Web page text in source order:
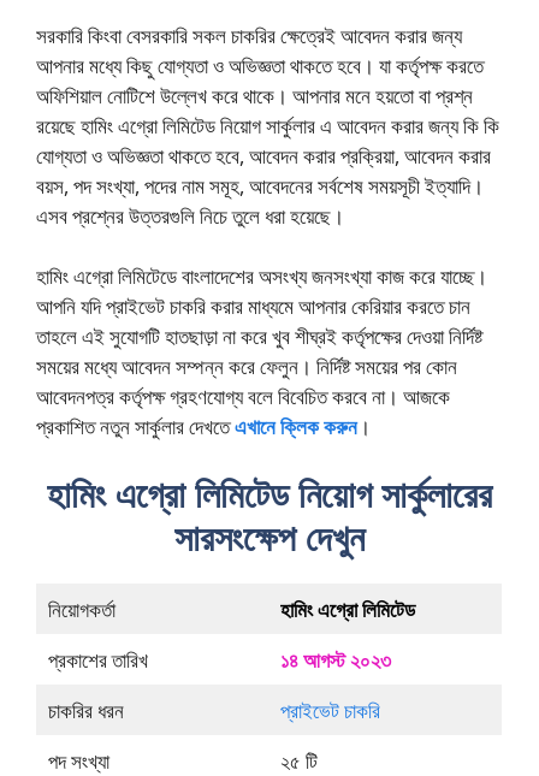
সরকারি কিংবা বেসরকারি সকল চাকরির ক্ষেত্রেই আবেদন করার জন্য
আপনার মধ্যে কিছু যোগ্যতা ও অভিজ্ঞতা থাকতে হবে। যা কর্তৃপক্ষ করতে
অফিশিয়াল নোটিশে উল্লেখ করে থাকে। আপনার মনে হয়তো বা প্রশ্ন
রয়েছে হামিং এগ্রো লিমিটেড নিয়োগ সার্কুলার এ আবেদন করার জন্য কি কি
যোগ্যতা ও অভিজ্ঞতা থাকতে হবে, আবেদন করার প্রক্রিয়া, আবেদন করার
বয়স, পদ সংখ্যা, পদের নাম সমূহ, আবেদনের সর্বশেষ সময়সূচী ইত্যাদি।
এসব প্রশ্নের উত্তরগুলি নিচে তুলে ধরা হয়েছে।
হামিং এগ্রো লিমিটেডে বাংলাদেশের অসংখ্য জনসংখ্যা কাজ করে যাচ্ছে।
আপনি যদি প্রাইভেট চাকরি করার মাধ্যমে আপনার কেরিয়ার করতে চান
তাহলে এই সুযোগটি হাতছাড়া না করে খুব শীঘ্রই কর্তৃপক্ষের দেওয়া নির্দিষ্ট
সময়ের মধ্যে আবেদন সম্পন্ন করে ফেলুন। নির্দিষ্ট সময়ের পর কোন
আবেদনপত্র কর্তৃপক্ষ গ্রহণযোগ্য বলে বিবেচিত করবে না। আজকে
প্রকাশিত নতুন সার্কুলার দেখতেএখানে ক্লিক করুন।
হামিং এগ্রো লিমিটেড নিয়োগ সার্কুলারের
সারসংক্ষেপ দেখুন
নিয়োগকর্তা
হামিং এগ্রো লিমিটেড
প্রকাশের তারিখ
১৪ আগস্ট ২০২৩
চাকরির ধরন
প্রাইভেট চাকরি
পদ সংখ্যা
২৫ টি